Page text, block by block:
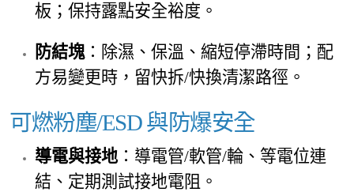
板；保持露點安全裕度。
防結塊 ：除濕、保溫、縮短停滯時間；配
方易變更時，留快拆/快換清潔路徑。
可燃粉塵/ESD 與防爆安全
導電與接地：導電管/軟管/輪、等電位連
結、定期測試接地電阻。